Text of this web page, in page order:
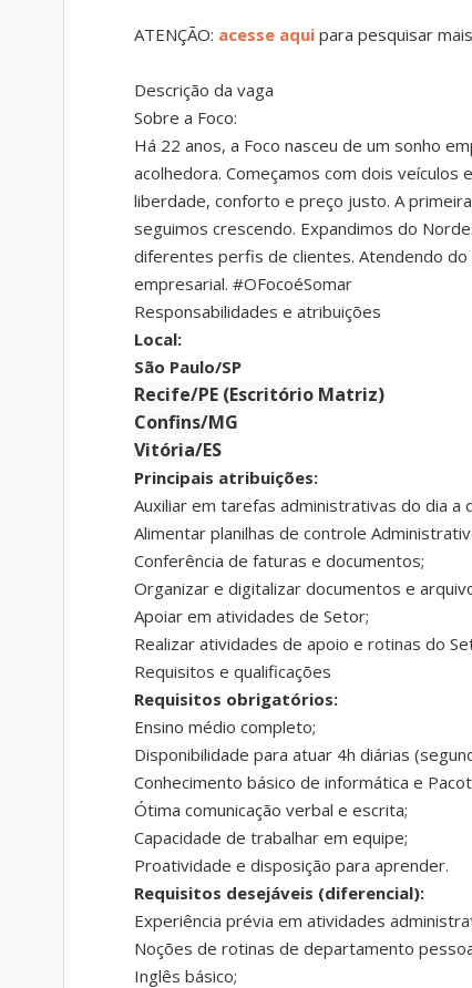
ATENÇÃO: acesse aqui para pesquisar
Descrição da vaga
Sobre a Foco:
Há 22 anos, a Foco nasceu de um sonho
acolhedora. Começamos com dois
liberdade, conforto e preço justo. A
seguimos crescendo. Expandimos do
diferentes perfis de clientes. Atendendo
empresarial. #OFocoéSomar
Responsabilidades e atribuições
Local:
São Paulo/SP
Recife/PE (Escritório Matriz)
Confins/MG
Vitória/ES
Principais atribuições:
Auxiliar em tarefas administrativas do dia a
Alimentar planilhas de controle
Conferência de faturas e documentos;
Organizar e digitalizar documentos e
Apoiar em atividades de Setor;
Realizar atividades de apoio e rotinas do
Requisitos e qualificações
Requisitos obrigatórios:
Ensino médio completo;
Disponibilidade para atuar 4h diárias
Conhecimento básico de informática e
Ótima comunicação verbal e escrita;
Capacidade de trabalhar em equipe;
Proatividade e disposição para aprender.
Requisitos desejáveis (diferencial):
Experiência prévia em atividades
Noções de rotinas de departamento
Inglês básico;